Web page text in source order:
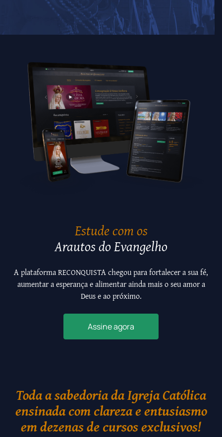
Estude com os
Arautos do Evangelho
A plataforma RECONQUISTA chegou para fortalecer a sua fé,
aumentar a esperança e alimentar ainda mais o seu amor a
Deus e ao próximo.
Assine agora
Toda a sabedoria da Igreja Católica
ensinada com clareza e entusiasmo
em dezenas de cursos exclusivos!